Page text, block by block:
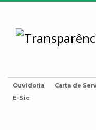
Ouvidoria Carta de
E-Sic